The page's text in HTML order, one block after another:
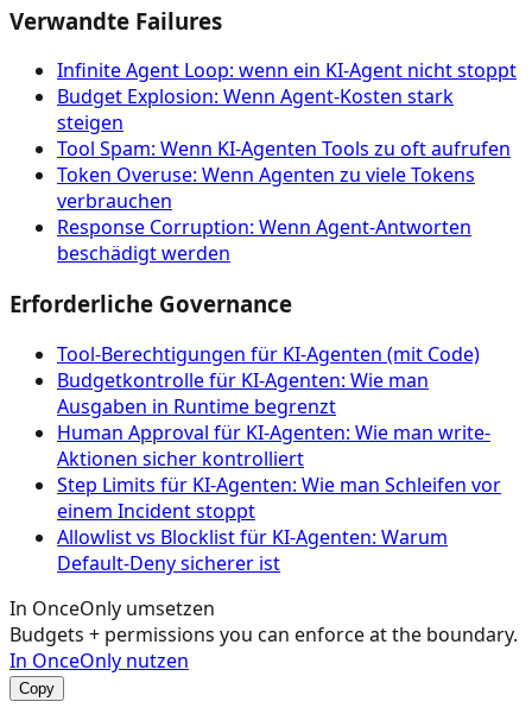
Verwandte Failures
Infinite Agent Loop: wenn ein KI-Agent nicht stoppt
Budget Explosion: Wenn Agent-Kosten stark
steigen
Tool Spam: Wenn KI-Agenten Tools zu oft aufrufen
Token Overuse: Wenn Agenten zu viele Tokens
verbrauchen
Response Corruption: Wenn Agent-Antworten
beschädigt werden
Erforderliche Governance
Tool‑Berechtigungen für KI‑Agenten (mit Code)
Budgetkontrolle für KI-Agenten: Wie man
Ausgaben in Runtime begrenzt
Human Approval für KI-Agenten: Wie man write-
Aktionen sicher kontrolliert
Step Limits für KI-Agenten: Wie man Schleifen vor
einem Incident stoppt
Allowlist vs Blocklist für KI-Agenten: Warum
Default-Deny sicherer ist
In OnceOnly umsetzen
Budgets + permissions you can enforce at the boundary.
In OnceOnly nutzen
Copy